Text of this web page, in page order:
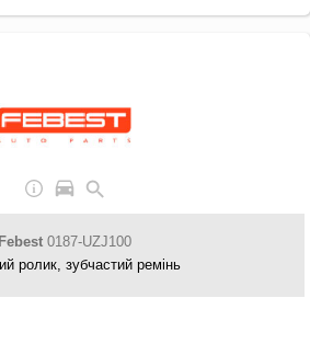
Febest 0187-UZJ100
ролик, зубчастий ремінь